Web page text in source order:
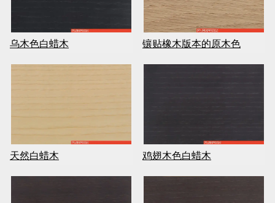
乌木色白蜡木 镶贴橡木版本的原木色
天然白蜡木 鸡翅木色白蜡木